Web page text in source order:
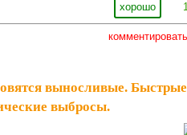
хорошо
комментировать
выносливые. Быстрые
выбросы.